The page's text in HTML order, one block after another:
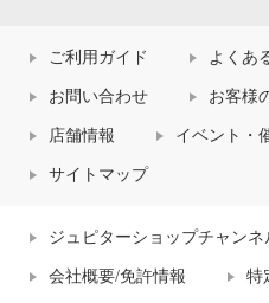
ご利用ガイド よくあ
お問い合わせ お客様
店舗情報 イベント・
サイトマップ
ジュピターショップチャン
会社概要/免許情報 特